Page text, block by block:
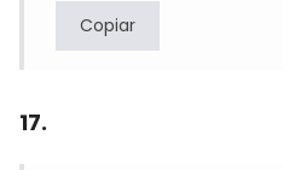
Copiar
17.